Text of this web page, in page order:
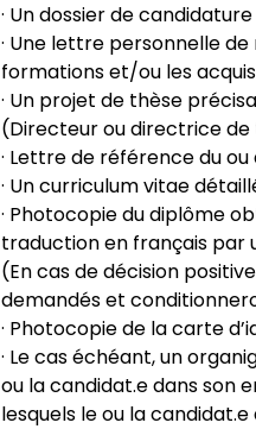
· Un dossier de candidature
· Une lettre personnelle
formations et/ou les
· Un projet de thèse
(Directeur ou directrice
· Lettre de référence du
· Un curriculum vitae
· Photocopie du diplôme
traduction en français par
(En cas de décision
demandés et
· Photocopie de la carte
· Le cas échéant, un
ou la candidat.e dans son
lesquels le ou la